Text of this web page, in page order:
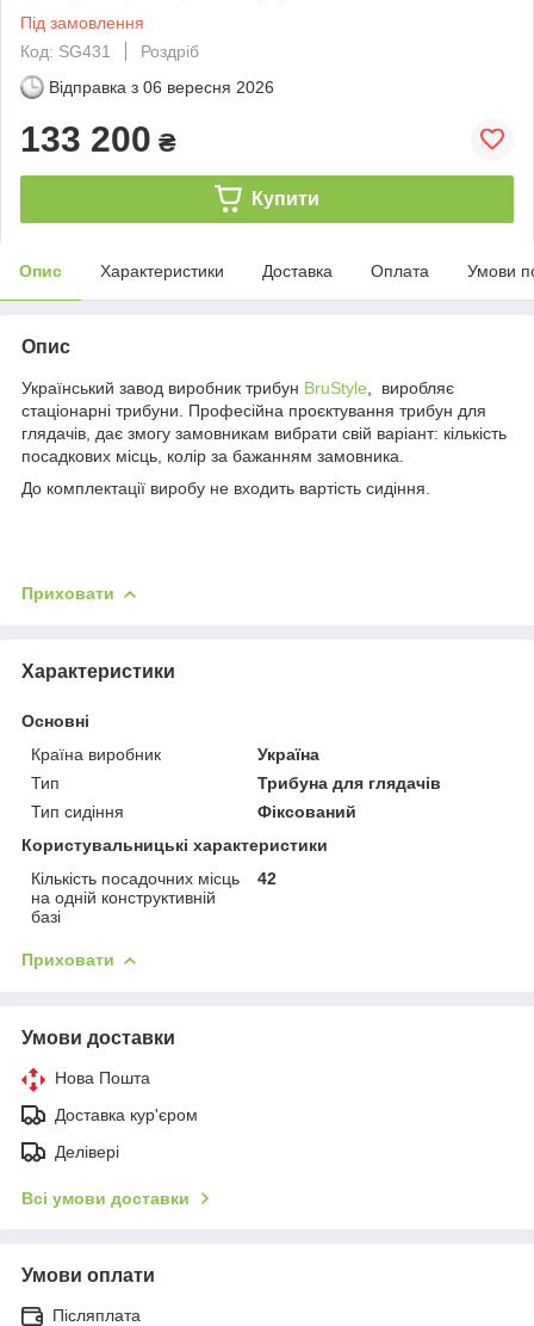
Під замовлення
Код: SG431
Роздріб
Відправка з 06 вересня 2026
133 200 ₴
Купити
Опис Характеристики Доставка Оплата Умови
Опис
Український завод виробник трибун BruStyle , виробляє
стаціонарні трибуни. Професійна проєктування трибун для
глядачів, дає змогу замовникам вибрати свій варіант: кількість
посадкових місць, колір за бажанням замовника.
До комплектації виробу не входить вартість сидіння.
Приховати
Характеристики
Основні
Країна виробник
Україна
Тип
Трибуна для глядачів
Тип сидіння
Фіксований
Користувальницькі характеристики
Кількість посадочних місць
на одній конструктивній
базі
42
Приховати
Умови доставки
Нова Пошта
Доставка кур'єром
Делівері
Всі умови доставки
Умови оплати
Післяплата